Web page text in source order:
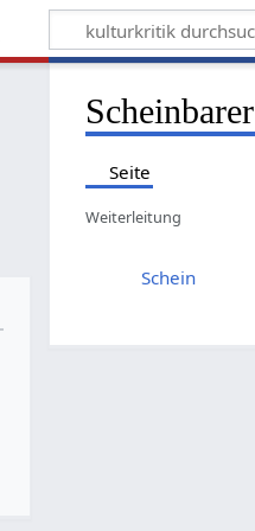
Scheinbarer
Seite
Weiterleitung
Schein